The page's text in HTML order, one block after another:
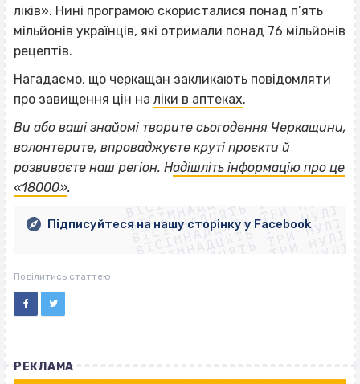
ліків». Нині програмою скористалися понад п’ять
мільйонів українців, які отримали понад 76 мільйонів
рецептів.
Нагадаємо, що черкащан закликають повідомляти
про завищення цін на ліки в аптеках.
Ви або ваші знайомі творите сьогодення Черкащини,
волонтерите, впроваджуєте круті проєкти й
розвиваєте наш регіон. Надішліть інформацію про це
«18000». ВІСІМНАДЦЯТЬ ТРИ НУЛІ
ВІСІМНАДЦЯТЬ ТРИ НУЛІ
ВІСІМНАДЦЯТЬ ТРИ НУЛІ
ВІСІМНАДЦЯТЬ ТРИ НУЛІ
ВІСІМНАДЦЯТЬ ТРИ НУЛІ
ВІСІМНАДЦЯТЬ ТРИ НУЛІ
ВІСІМНАДЦЯТЬ ТРИ НУЛІ
ВІСІМНАДЦЯТЬ ТРИ НУЛІ
Підписуйтеся на нашу сторінку у Facebook
Поділитись статтею
РЕКЛАМА